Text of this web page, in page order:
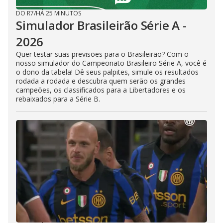
DO R7/HÁ 25 MINUTOS
Simulador Brasileirão Série A -
2026
Quer testar suas previsões para o Brasileirão? Com o
nosso simulador do Campeonato Brasileiro Série A, você é
o dono da tabela! Dê seus palpites, simule os resultados
rodada a rodada e descubra quem serão os grandes
campeões, os classificados para a Libertadores e os
rebaixados para a Série B.